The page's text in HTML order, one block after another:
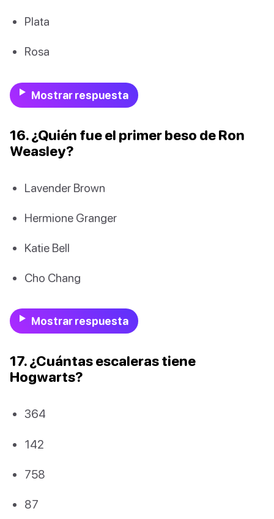
Plata
Rosa
Mostrar respuesta
16. ¿Quién fue el primer beso de Ron
Weasley?
Lavender Brown
Hermione Granger
Katie Bell
Cho Chang
Mostrar respuesta
17. ¿Cuántas escaleras tiene
Hogwarts?
364
142
758
87